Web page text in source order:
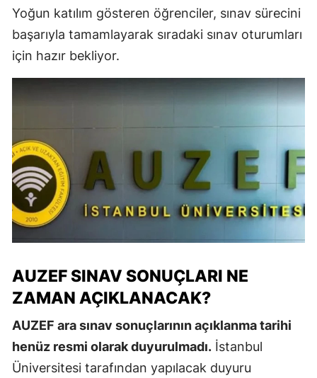
Yoğun katılım gösteren öğrenciler, sınav sürecini
başarıyla tamamlayarak sıradaki sınav oturumları
için hazır bekliyor.
AUZEF SINAV SONUÇLARI NE
ZAMAN AÇIKLANACAK?
AUZEF ara sınav sonuçlarının açıklanma tarihi
henüz resmi olarak duyurulmadı. İstanbul
Üniversitesi tarafından yapılacak duyuru